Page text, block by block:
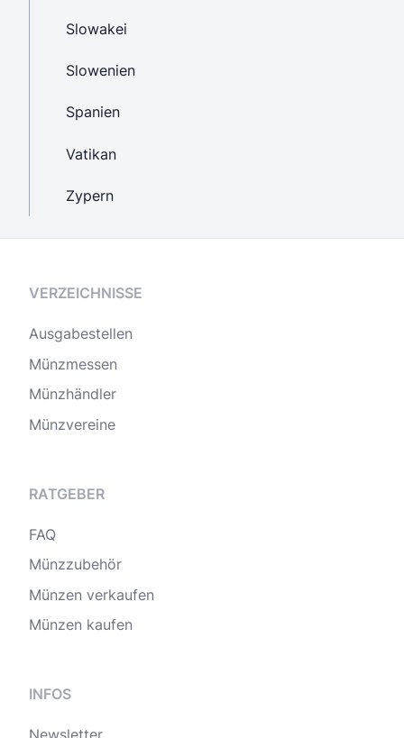
Slowakei
Slowenien
Spanien
Vatikan
Zypern
VERZEICHNISSE
Ausgabestellen
Münzmessen
Münzhändler
Münzvereine
RATGEBER
FAQ
Münzzubehör
Münzen verkaufen
Münzen kaufen
INFOS
Newsletter